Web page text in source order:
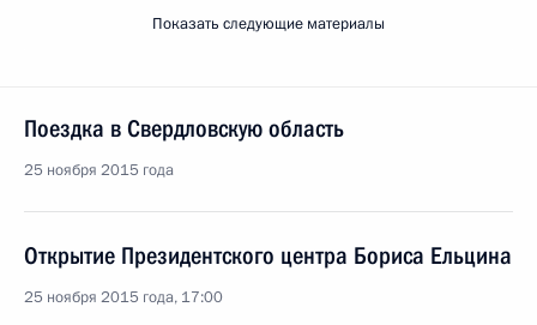
Показать следующие материалы
Поездка в Свердловскую область
25 ноября 2015 года
Открытие Президентского центра Бориса Ельцина
25 ноября 2015 года, 17:00